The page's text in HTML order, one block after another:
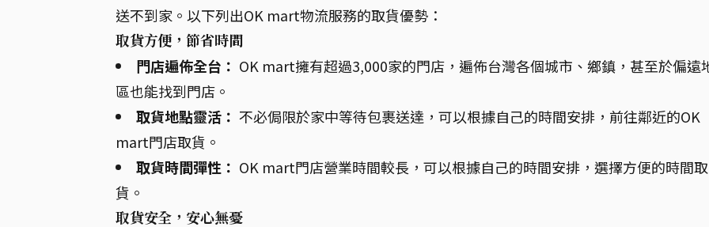
送不到家。以下列出OK mart物流服務的取貨優勢：
取貨方便，節省時間
門店遍佈全台： OK mart擁有超過3,000家的門店，遍佈台灣各個城市、鄉鎮，甚至於偏遠
區也能找到門店。
取貨地點靈活： 不必侷限於家中等待包裹送達，可以根據自己的時間安排，前往鄰近的OK
mart門店取貨。
取貨時間彈性： OK mart門店營業時間較長，可以根據自己的時間安排，選擇方便的時間取
貨。
取貨安全，安心無憂